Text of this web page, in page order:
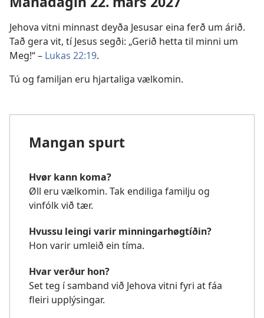
Jehova vitni minnast deyða Jesusar eina ferð um árið.
Tað gera vit, tí Jesus segði: „Gerið hetta til minni um
Meg!“ – Lukas 22:19.
Tú og familjan eru hjartaliga vælkomin.
Mangan spurt
Hvør kann koma?
Øll eru vælkomin. Tak endiliga familju og
vinfólk við tær.
Hvussu leingi varir minningarhøgtíðin?
Hon varir umleið ein tíma.
Hvar verður hon?
Set teg í samband við Jehova vitni fyri at fáa
fleiri upplýsingar.